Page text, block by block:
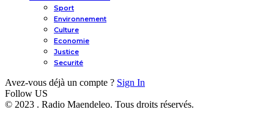
Sport
Environnement
Culture
Economie
Justice
Securité
Avez-vous déjà un compte ? Sign In
Follow US
© 2023 . Radio Maendeleo. Tous droits réservés.